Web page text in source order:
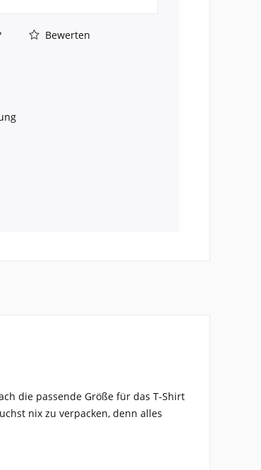
Bewerten
die passende Größe für das T-Shirt
nix zu verpacken, denn alles